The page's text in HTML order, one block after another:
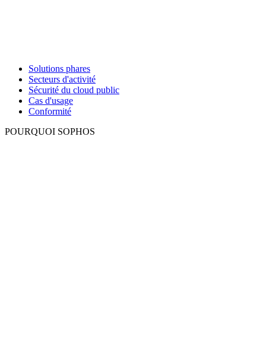
Solutions phares
Secteurs d'activité
Sécurité du cloud public
Cas d'usage
Conformité
POURQUOI SOPHOS